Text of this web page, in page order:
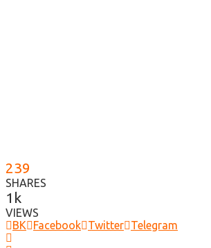
239
SHARES
1k
VIEWS
ВК
Facebook Twitter Telegram